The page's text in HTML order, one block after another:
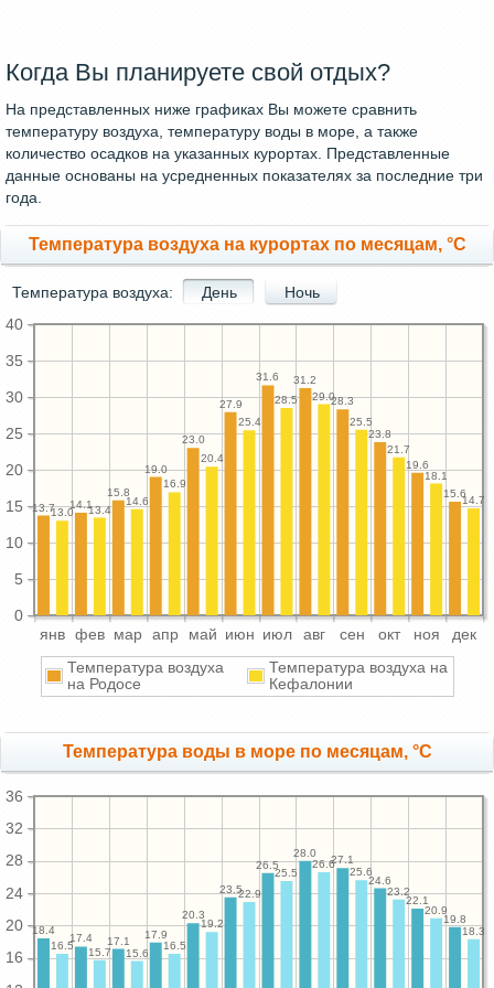
Когда Вы планируете свой отдых?
На представленных ниже графиках Вы можете сравнить
температуру воздуха, температуру воды в море, а также
количество осадков на указанных курортах. Представленные
данные основаны на усредненных показателях за последние три
года.
Температура воздуха на курортах по месяцам, °C
Температура воздуха: День Ночь
янв фев мар апр май июн июл авг сен окт ноя дек
0
5
10
15
20
25
30
35
40
15.6
19.6
23.8
28.3
31.2
31.6
27.9
23.0
19.0
15.8
14.1
13.7
14.7
18.1
21.7
25.5
29.0
28.5
25.4
20.4
16.9
14.6
13.4
13.0
Температура воздуха
на Родосе
Температура воздуха на
Кефалонии
Температура воды в море по месяцам, °C
16
20
24
28
32
36
19.8
22.1
24.6
27.1
28.0
26.5
23.5
20.3
17.9
17.1
17.4
18.4 18.3
20.9
23.2
25.6
26.6
25.5
22.9
19.2
16.5
15.6
15.7
16.5